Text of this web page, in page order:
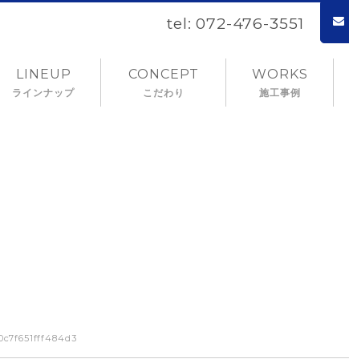
tel: 072-476-3551
LINEUP
ラインナップ
CONCEPT
こだわり
WORKS
施工事例